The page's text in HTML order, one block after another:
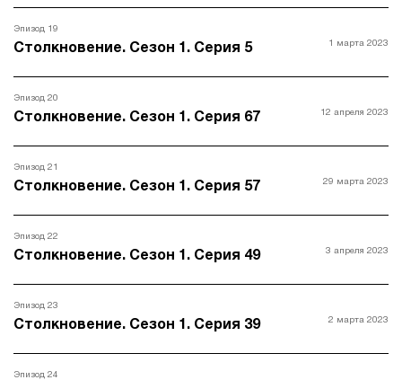
Эпизод 19
Столкновение. Сезон 1. Серия 5 1 марта 2023
Эпизод 20
Столкновение. Сезон 1. Серия 67 12 апреля 2023
Эпизод 21
Столкновение. Сезон 1. Серия 57 29 марта 2023
Эпизод 22
Столкновение. Сезон 1. Серия 49 3 апреля 2023
Эпизод 23
Столкновение. Сезон 1. Серия 39 2 марта 2023
Эпизод 24